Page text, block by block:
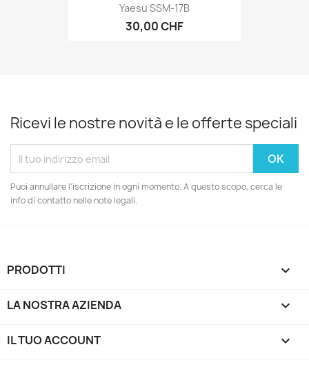
Yaesu SSM-17B
30,00 CHF
Ricevi le nostre novità e le offerte speciali
Puoi annullare l'iscrizione in ogni momento. A questo scopo, cerca le
info di contatto nelle note legali.
PRODOTTI 
LA NOSTRA AZIENDA 
IL TUO ACCOUNT 